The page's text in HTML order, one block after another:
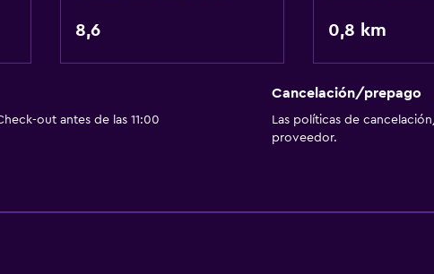
Comedor
Cocineta
8,6 0,8 km
out antes de las 11:00
Cancelación/prepago
Las políticas de
proveedor.